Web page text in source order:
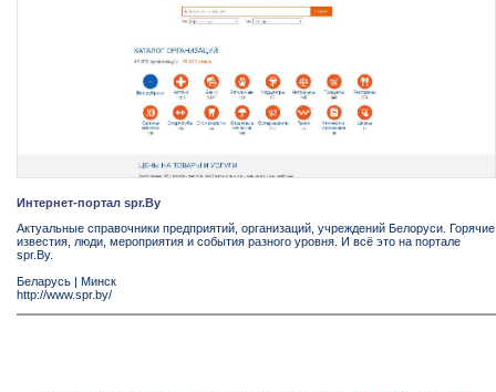
Интернет-портал spr.By
Актуальные справочники предприятий, организаций, учреждений Белоруси. Горячие
известия, люди, мероприятия и события разного уровня. И всё это на портале
spr.By.
Беларусь | Минск
http://www.spr.by/